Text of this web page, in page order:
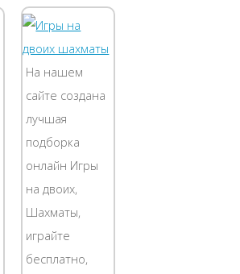
назад (кнопка
справа
Вернуться на
шаг ). Игра
бесплатная,
не требует...
На нашем
сайте создана
лучшая
подборка
онлайн Игры
на двоих,
Шахматы,
играйте
бесплатно,